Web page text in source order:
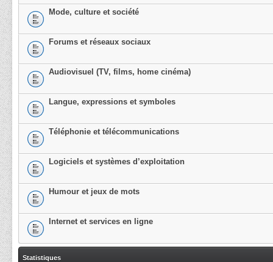
Mode, culture et société
Forums et réseaux sociaux
Audiovisuel (TV, films, home cinéma)
Langue, expressions et symboles
Téléphonie et télécommunications
Logiciels et systèmes d’exploitation
Humour et jeux de mots
Internet et services en ligne
Statistiques